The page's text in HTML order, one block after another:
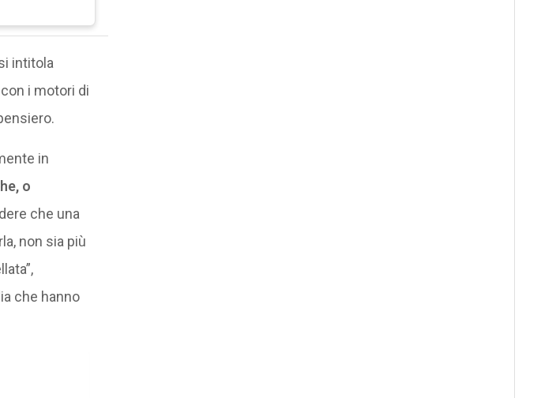
intitola
con i motori di
in
o
che una
non sia più
che hanno